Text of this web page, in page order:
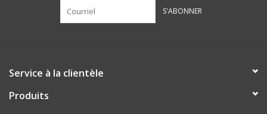
S'ABONNER
Service à la clientèle
Produits